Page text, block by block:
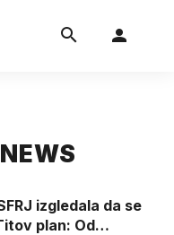
izgledala da se
plan: Od